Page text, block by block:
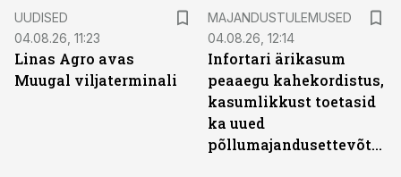
UUDISED
04.08.26, 11:23
Linas Agro avas
Muugal viljaterminali
MAJANDUSTULEMUSED
04.08.26, 12:14
Infortari ärikasum
peaaegu kahekordistus,
kasumlikkust toetasid
ka uued
põllumajandusettevõtted